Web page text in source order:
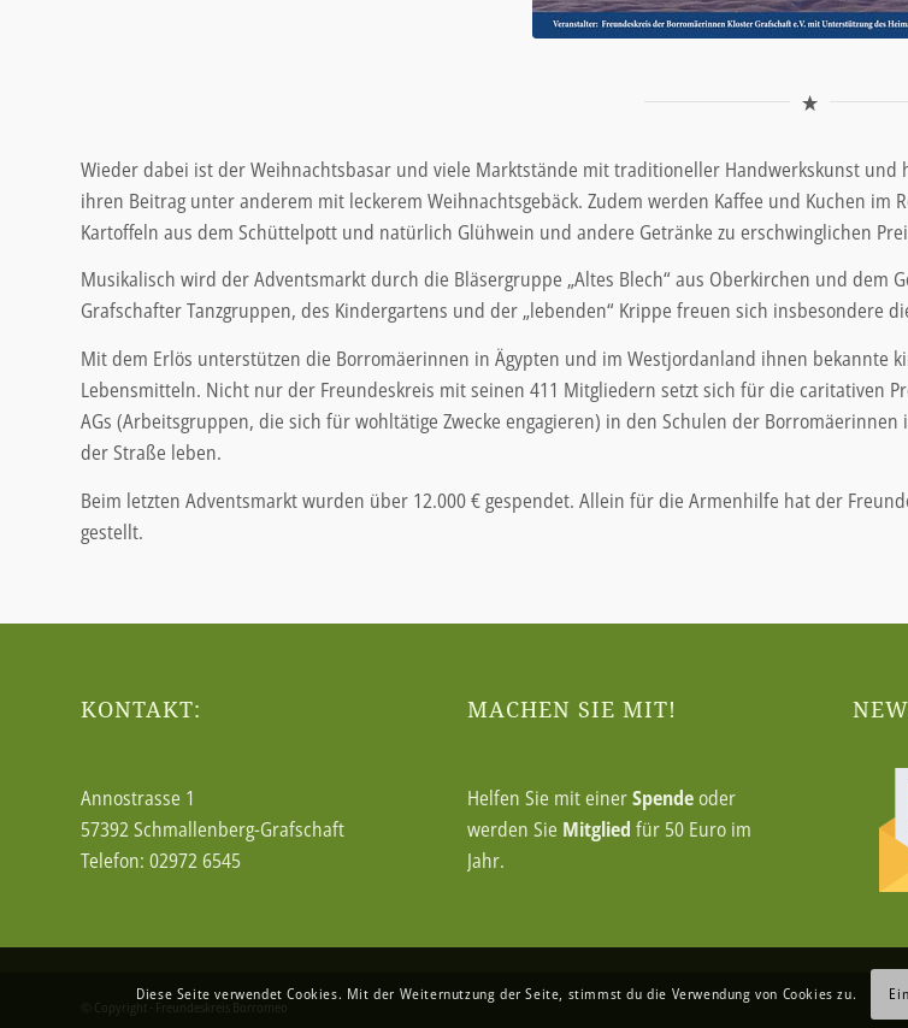
Wieder dabei ist der Weihnachtsbasar und viele Marktstände mit traditioneller Handwerkskunst
ihren Beitrag unter anderem mit leckerem Weihnachtsgebäck. Zudem werden Kaffee und Kuchen
Kartoffeln aus dem Schüttelpott und natürlich Glühwein und andere Getränke zu erschwinglichen
Musikalisch wird der Adventsmarkt durch die Bläsergruppe „Altes Blech“ aus Oberkirchen und dem
Grafschafter Tanzgruppen, des Kindergartens und der „lebenden“ Krippe freuen sich insbesondere
Mit dem Erlös unterstützen die Borromäerinnen in Ägypten und im Westjordanland ihnen bekannte
Lebensmitteln. Nicht nur der Freundeskreis mit seinen 411 Mitgliedern setzt sich für die caritativen
AGs (Arbeitsgruppen, die sich für wohltätige Zwecke engagieren) in den Schulen der
der Straße leben.
Beim letzten Adventsmarkt wurden über 12.000 € gespendet. Allein für die Armenhilfe hat der
gestellt.
KONTAKT:
Annostrasse 1
57392 Schmallenberg-Grafschaft
Telefon: 02972 6545
MACHEN SIE MIT!
Helfen Sie mit einerSpendeoder
werden Sie Mitglied für 50 Euro im
Jahr.
© Copyright - Freundeskreis Borromeo
Diese Seite verwendet Cookies. Mit der Weiternutzung der Seite, stimmst du die Verwendung von Cookies zu.